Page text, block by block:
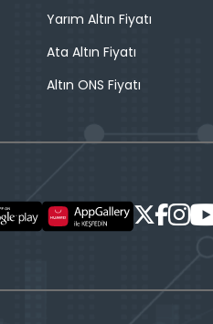
Yarım Altın Fiyatı
Ata Altın Fiyatı
Altın ONS Fiyatı